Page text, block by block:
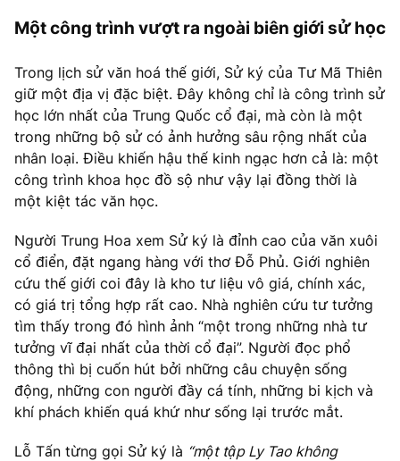
Một công trình vượt ra ngoài biên giới sử học
Trong lịch sử văn hoá thế giới, Sử ký của Tư Mã Thiên
giữ một địa vị đặc biệt. Đây không chỉ là công trình sử
học lớn nhất của Trung Quốc cổ đại, mà còn là một
trong những bộ sử có ảnh hưởng sâu rộng nhất của
nhân loại. Điều khiến hậu thế kinh ngạc hơn cả là: một
công trình khoa học đồ sộ như vậy lại đồng thời là
một kiệt tác văn học.
Người Trung Hoa xem Sử ký là đỉnh cao của văn xuôi
cổ điển, đặt ngang hàng với thơ Đỗ Phủ. Giới nghiên
cứu thế giới coi đây là kho tư liệu vô giá, chính xác,
có giá trị tổng hợp rất cao. Nhà nghiên cứu tư tưởng
tìm thấy trong đó hình ảnh “một trong những nhà tư
tưởng vĩ đại nhất của thời cổ đại”. Người đọc phổ
thông thì bị cuốn hút bởi những câu chuyện sống
động, những con người đầy cá tính, những bi kịch và
khí phách khiến quá khứ như sống lại trước mắt.
Lỗ Tấn từng gọi Sử ký là “một tập Ly Tao không